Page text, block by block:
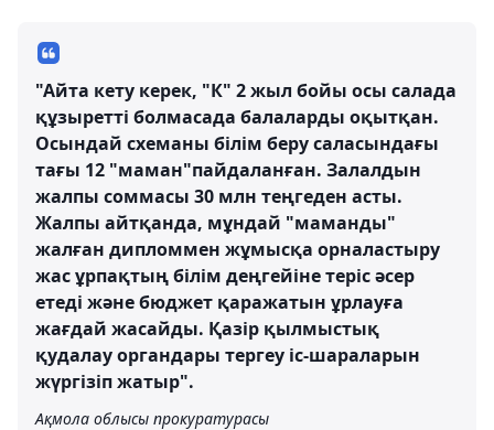
"Айта кету керек, "К" 2 жыл бойы осы салада
құзыретті болмасада балаларды оқытқан.
Осындай схеманы білім беру саласындағы
тағы 12 "маман"пайдаланған. Залалдын
жалпы соммасы 30 млн теңгеден асты.
Жалпы айтқанда, мұндай "маманды"
жалған дипломмен жұмысқа орналастыру
жас ұрпақтың білім деңгейіне теріс әсер
етеді және бюджет қаражатын ұрлауға
жағдай жасайды. Қазір қылмыстық
қудалау органдары тергеу іс-шараларын
жүргізіп жатыр".
Ақмола облысы прокуратурасы